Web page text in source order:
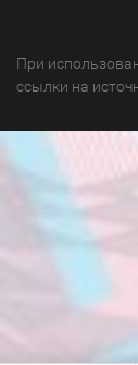
При
ссылки на